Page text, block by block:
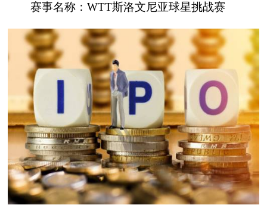
赛事名称：WTT斯洛文尼亚球星挑战赛